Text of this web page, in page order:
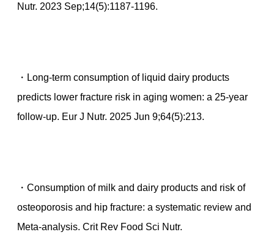
Nutr. 2023 Sep;14(5):1187-1196.
・Long-term consumption of liquid dairy products
predicts lower fracture risk in aging women: a 25-year
follow-up. Eur J Nutr. 2025 Jun 9;64(5):213.
・Consumption of milk and dairy products and risk of
osteoporosis and hip fracture: a systematic review and
Meta-analysis. Crit Rev Food Sci Nutr.